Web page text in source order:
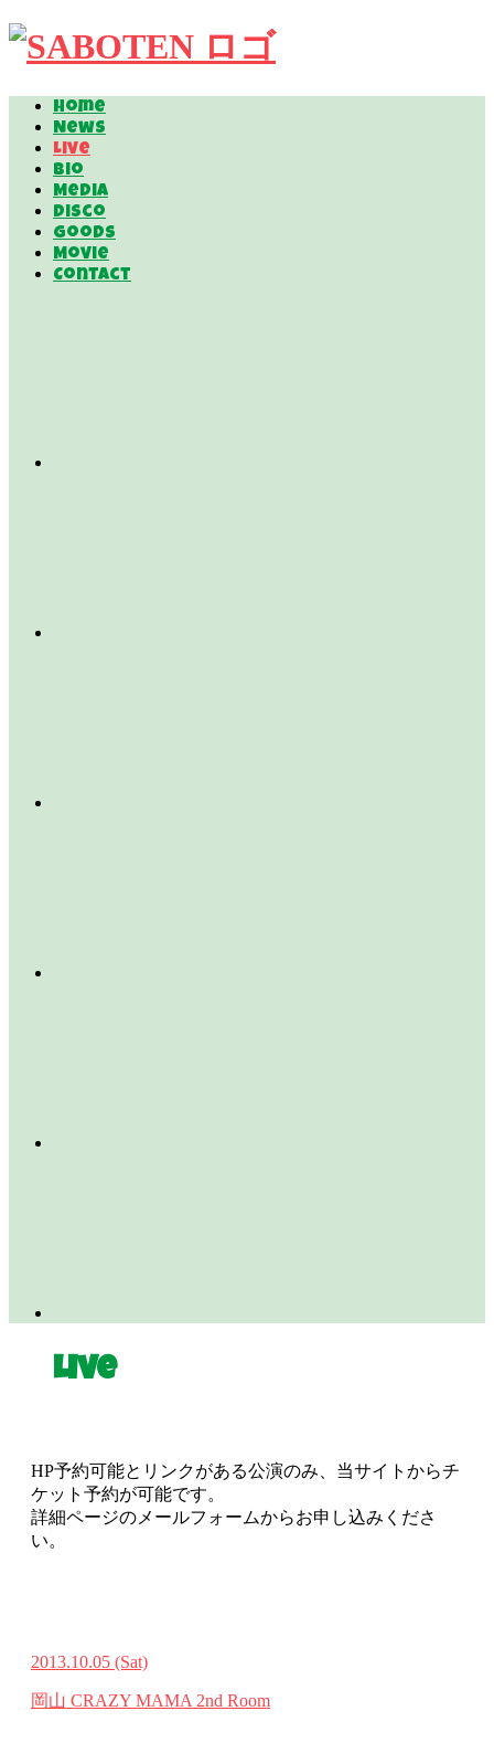
Home
News
Live
Bio
Media
Disco
Goods
Movie
Contact
Live
HP予約可能とリンクがある公演のみ、当サイトからチ
ケット予約が可能です。
詳細ページのメールフォームからお申し込みくださ
い。
2013.10.05 (Sat)
岡山 CRAZY MAMA 2nd Room